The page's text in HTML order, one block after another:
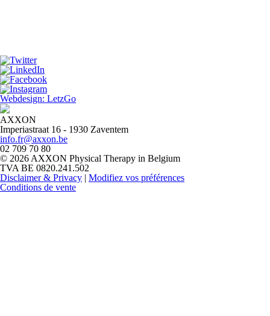
Webdesign: LetzGo
AXXON
Imperiastraat 16 - 1930 Zaventem
info.fr@axxon.be
02 709 70 80
© 2026 AXXON Physical Therapy in Belgium
TVA BE 0820.241.502
Disclaimer & Privacy | Modifiez vos préférences
Conditions de vente